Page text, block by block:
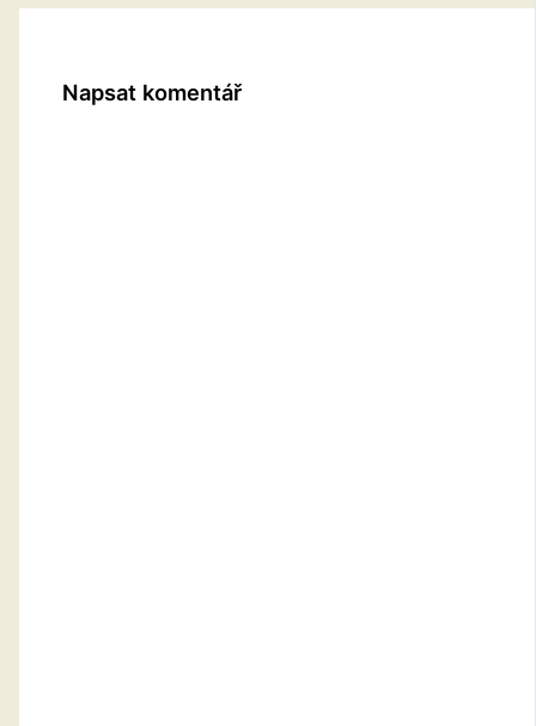
Napsat komentář